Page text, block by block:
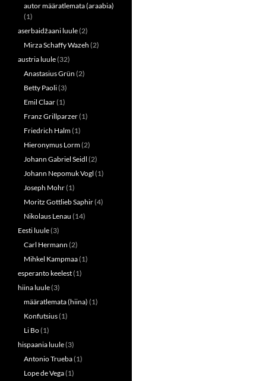
autor määratlemata (araabia)
(1)
aserbaidžaani luule(2)
Mirza Schaffy Wazeh (2)
austria luule(32)
Anastasius Grün (2)
Betty Paoli(3)
Emil Claar(1)
Franz Grillparzer(1)
Friedrich Halm(1)
Hieronymus Lorm(2)
Johann Gabriel Seidl (2)
Johann Nepomuk Vogl (1)
Joseph Mohr(1)
Moritz Gottlieb Saphir(4)
Nikolaus Lenau (14)
Eesti luule(3)
Carl Hermann (2)
Mihkel Kampmaa(1)
esperanto keelest(1)
hiina luule(3)
määratlemata (hiina) (1)
Konfutsius(1)
Li Bo(1)
hispaania luule(3)
Antonio Trueba(1)
Lope de Vega(1)